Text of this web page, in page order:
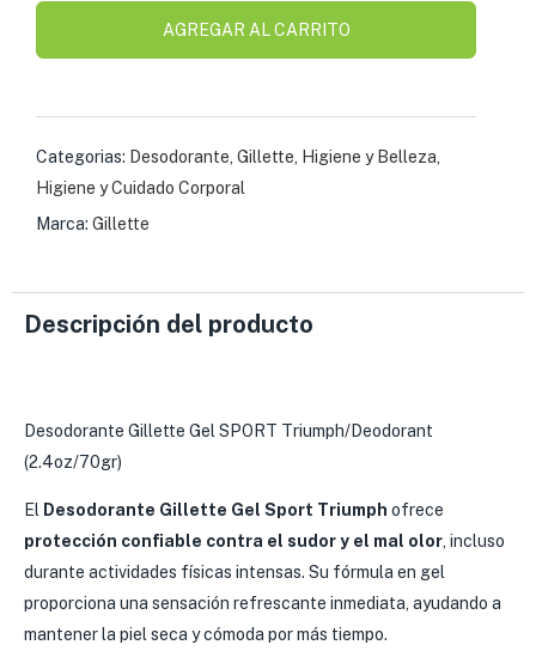
AGREGAR AL CARRITO
Categorias: Desodorante Gillette Higiene y Belleza
Higiene y Cuidado Corporal
Marca: Gillette
Descripción del producto
Desodorante Gillette Gel SPORT Triumph/Deodorant
(2.4oz/70gr)
El Desodorante Gillette Gel Sport Triumph ofrece
protección confiable contra el sudor y el mal olor , incluso
durante actividades físicas intensas. Su fórmula en gel
proporciona una sensación refrescante inmediata, ayudando a
mantener la piel seca y cómoda por más tiempo.